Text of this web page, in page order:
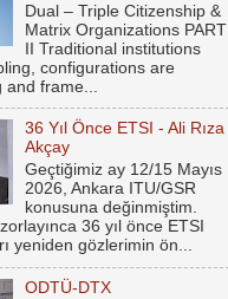
Dual – Triple Citizenship &
Matrix Organizations PART
II Traditional institutions
configurations are
frame...
36 Yıl Önce ETSI - Ali Rıza
Akçay
Geçtiğimiz ay 12/15 Mayıs
2026, Ankara ITU/GSR
konusuna değinmiştim.
36 yıl önce ETSI
yeniden gözlerimin ön...
ODTÜ-DTX